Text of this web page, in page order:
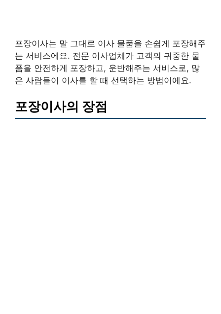
포장이사는 말 그대로 이사 물품을 손쉽게 포장해주
는 서비스에요. 전문 이사업체가 고객의 귀중한 물
품을 안전하게 포장하고, 운반해주는 서비스로, 많
은 사람들이 이사를 할 때 선택하는 방법이에요.
포장이사의 장점